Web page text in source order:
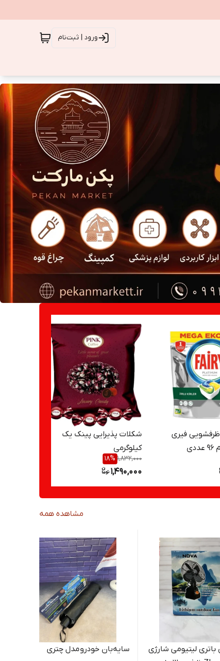
ورود | ثبت‌نام
فیری
شکلات پذیرایی پینک یک
کیلوگرمی
1,832,000
18%
1,490,000
مشاهده همه
باتری لیتیومی شارژی
سایه‌بان خودرو مدل چتری